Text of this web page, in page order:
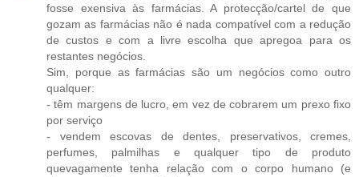
fosse exensiva às farmácias. A protecção/cartel de que
gozam as farmácias não é nada compatível com a redução
de custos e com a livre escolha que apregoa para os
restantes negócios.
Sim, porque as farmácias são um negócios como outro
qualquer:
- têm margens de lucro, em vez de cobrarem um prexo fixo
por serviço
- vendem escovas de dentes, preservativos, cremes,
perfumes, palmilhas e qualquer tipo de produto
quevagamente tenha relação com o corpo humano (e